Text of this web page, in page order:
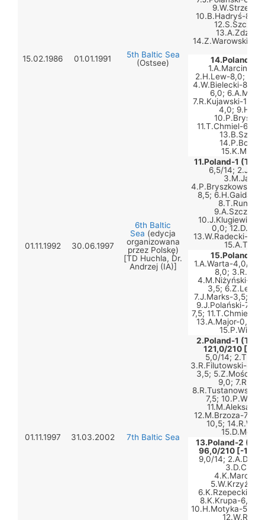
15.02.1986 01.01.1991
5th Baltic Sea
(Ostsee)
10.B.Hadryś-8,5;
14.Z.Warowski-
14.Poland-2
2.H.Lew-8,0;
4.W.Bielecki-8,0;
6,0;
7.R.Kujawski-12;
4,0;
11.T.Chmiel-6,0;
01.11.1992 30.06.1997
6th Baltic
Sea (edycja
organizowana
przez Polskę)
[TD Huchla, Dr.
Andrzej (IA)]
11.Poland-1
6,5/14;
4.P.Bryszkowski-
8,5; 6.H.Gaida-
10.J.Klugiewicz-
0,0;
13.W.Radecki-
15.Poland-2
1.A.Warta-4,0/14;
8,0;
4.M.Niżyński-
3,5;
7.J.Marks-3,5;
9.J.Polański-7,5;
7,5; 11.T.Chmiel-
13.A.Major-0,0;
01.11.1997 31.03.2002 7th Baltic Sea
2.Poland-1
121,0/210
5,0/14;
3.R.Filutowski-8,0;
3,5;
9,0;
8.R.Tustanowski-
7,5;
12.M.Brzoza-7,0;
10,5;
13.Poland-2
96,0/210 [-18]:
9,0/14;
6.K.Rzepecki-
8.K.Krupa-6,0;
10.H.Motyka-5,0;